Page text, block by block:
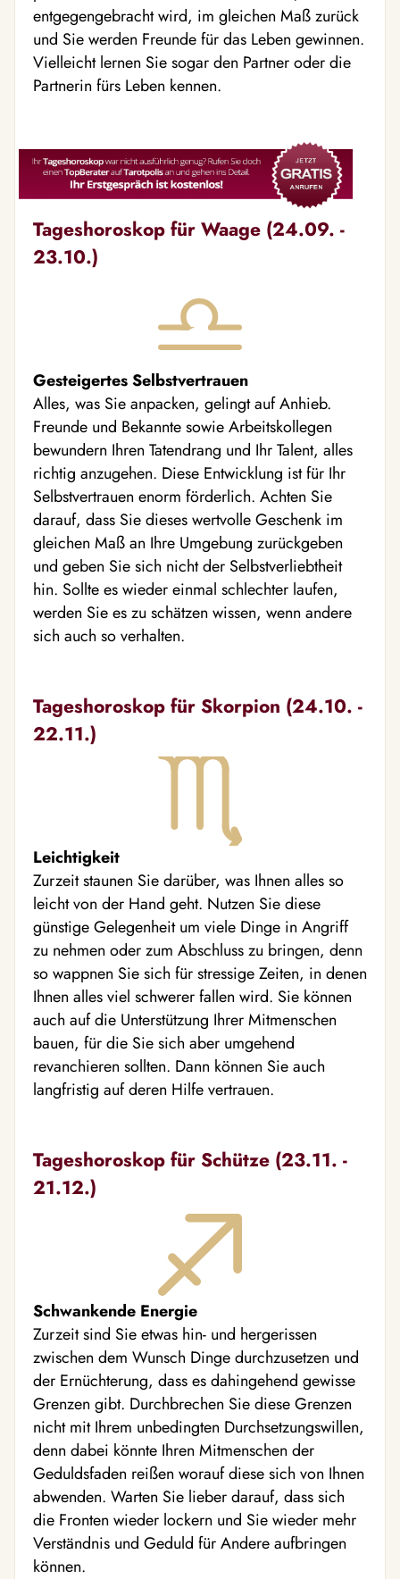
entgegengebracht wird, im gleichen Maß zurück
und Sie werden Freunde für das Leben gewinnen.
Vielleicht lernen Sie sogar den Partner oder die
Partnerin fürs Leben kennen.
Tageshoroskop für Waage (24.09. -
23.10.)
Gesteigertes Selbstvertrauen
Alles, was Sie anpacken, gelingt auf Anhieb.
Freunde und Bekannte sowie Arbeitskollegen
bewundern Ihren Tatendrang und Ihr Talent, alles
richtig anzugehen. Diese Entwicklung ist für Ihr
Selbstvertrauen enorm förderlich. Achten Sie
darauf, dass Sie dieses wertvolle Geschenk im
gleichen Maß an Ihre Umgebung zurückgeben
und geben Sie sich nicht der Selbstverliebtheit
hin. Sollte es wieder einmal schlechter laufen,
werden Sie es zu schätzen wissen, wenn andere
sich auch so verhalten.
Tageshoroskop für Skorpion (24.10. -
22.11.)
Leichtigkeit
Zurzeit staunen Sie darüber, was Ihnen alles so
leicht von der Hand geht. Nutzen Sie diese
günstige Gelegenheit um viele Dinge in Angriff
zu nehmen oder zum Abschluss zu bringen, denn
so wappnen Sie sich für stressige Zeiten, in denen
Ihnen alles viel schwerer fallen wird. Sie können
auch auf die Unterstützung Ihrer Mitmenschen
bauen, für die Sie sich aber umgehend
revanchieren sollten. Dann können Sie auch
langfristig auf deren Hilfe vertrauen.
Tageshoroskop für Schütze (23.11. -
21.12.)
Schwankende Energie
Zurzeit sind Sie etwas hin- und hergerissen
zwischen dem Wunsch Dinge durchzusetzen und
der Ernüchterung, dass es dahingehend gewisse
Grenzen gibt. Durchbrechen Sie diese Grenzen
nicht mit Ihrem unbedingten Durchsetzungswillen,
denn dabei könnte Ihren Mitmenschen der
Geduldsfaden reißen worauf diese sich von Ihnen
abwenden. Warten Sie lieber darauf, dass sich
die Fronten wieder lockern und Sie wieder mehr
Verständnis und Geduld für Andere aufbringen
können.